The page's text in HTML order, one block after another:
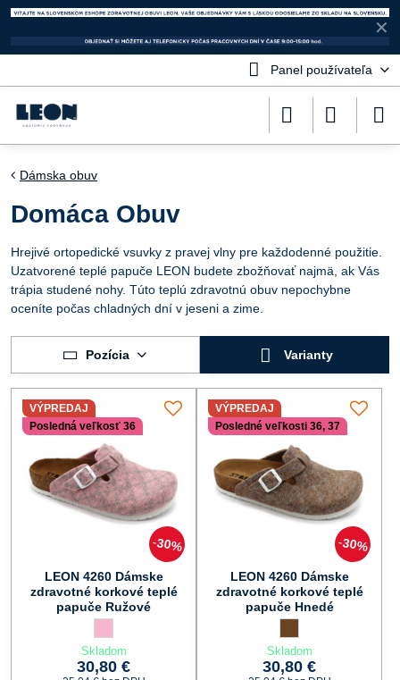
✕
Panel používateľa
Dámska obuv
Domáca Obuv
Hrejivé ortopedické vsuvky z pravej vlny pre každodenné použitie.
Uzatvorené teplé papuče LEON budete zbožňovať najmä, ak Vás
trápia studené nohy. Túto teplú zdravotnú obuv nepochybne
oceníte počas chladných dní v jeseni a zime.
Pozícia Varianty
30%
VÝPREDAJ
Posledná veľkosť 36
LEON 4260 Dámske
zdravotné korkové teplé
papuče Ružové
Skladom
30,80 €
30%
VÝPREDAJ
Posledné veľkosti 36, 37
LEON 4260 Dámske
zdravotné korkové teplé
papuče Hnedé
Skladom
30,80 €